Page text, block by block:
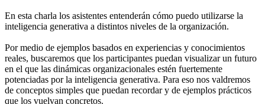
En esta charla los asistentes entenderán cómo puedo utilizarse la
inteligencia generativa a distintos niveles de la organización.
Por medio de ejemplos basados en experiencias y conocimientos
reales, buscaremos que los participantes puedan visualizar un futuro
en el que las dinámicas organizacionales estén fuertemente
potenciadas por la inteligencia generativa. Para eso nos valdremos
de conceptos simples que puedan recordar y de ejemplos prácticos
que los vuelvan concretos.